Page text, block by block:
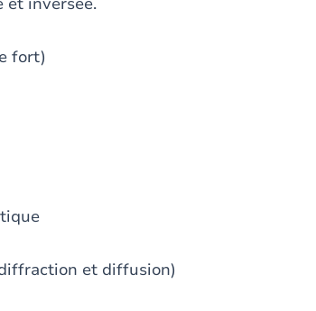
fort)
et diffusion)